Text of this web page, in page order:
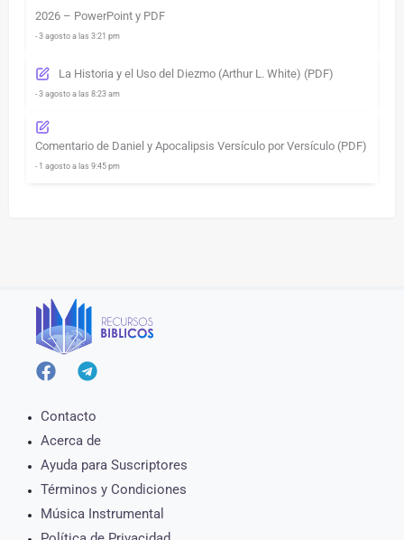
2026 – PowerPoint y PDF
- 3 agosto a las 3:21 pm
La Historia y el Uso del Diezmo (Arthur L. White) (PDF)
- 3 agosto a las 8:23 am
Comentario de Daniel y Apocalipsis Versículo por Versículo (PDF)
- 1 agosto a las 9:45 pm
Contacto
Acerca de
Ayuda para Suscriptores
Términos y Condiciones
Música Instrumental